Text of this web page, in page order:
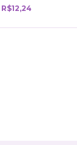
R$12,24